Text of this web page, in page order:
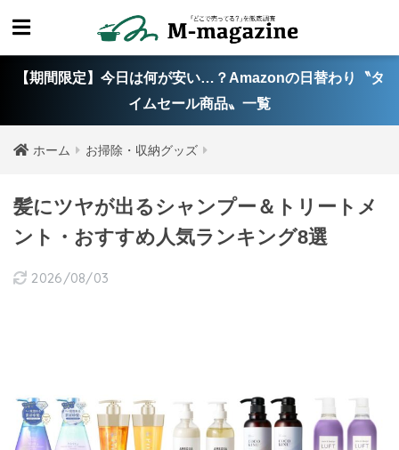
【期間限定】今日は何が安い…？Amazonの日替わり〝タ
イムセール商品〟一覧
ホーム お掃除・収納グッズ
髪にツヤが出るシャンプー＆トリートメ
ント・おすすめ人気ランキング8選
2026/08/03